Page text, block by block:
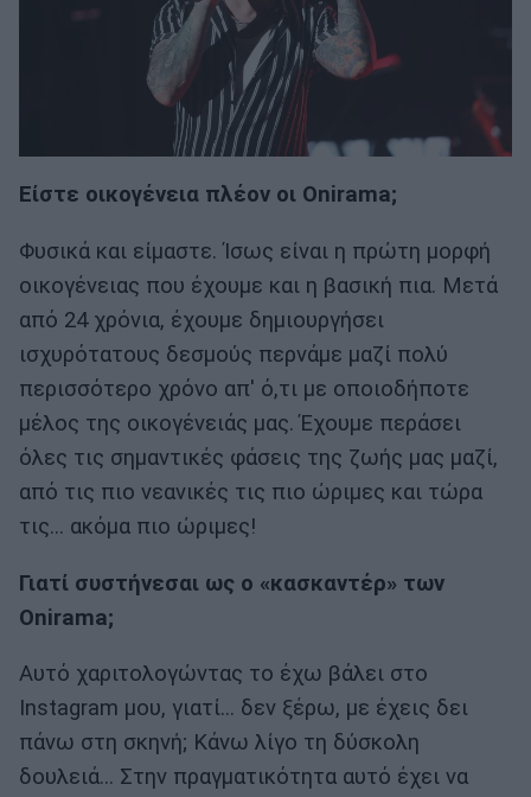
Είστε οικογένεια πλέον οι Onirama;
Φυσικά και είμαστε. Ίσως είναι η πρώτη μορφή
οικογένειας που έχουμε και η βασική πια. Μετά
από 24 χρόνια, έχουμε δημιουργήσει
ισχυρότατους δεσμούς περνάμε μαζί πολύ
περισσότερο χρόνο απ' ό,τι με οποιοδήποτε
μέλος της οικογένειάς μας. Έχουμε περάσει
όλες τις σημαντικές φάσεις της ζωής μας μαζί,
από τις πιο νεανικές τις πιο ώριμες και τώρα
τις... ακόμα πιο ώριμες!
Γιατί συστήνεσαι ως ο «κασκαντέρ» των
Onirama;
Αυτό χαριτολογώντας το έχω βάλει στο
Instagram μου, γιατί... δεν ξέρω, με έχεις δει
πάνω στη σκηνή; Κάνω λίγο τη δύσκολη
δουλειά... Στην πραγματικότητα αυτό έχει να